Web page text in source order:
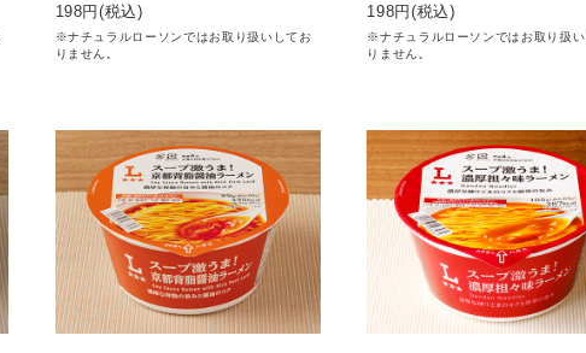
198円(税込)
※ナチュラルローソンではお取り扱いしてお
りません。
198円(税込)
※ナチュラルローソンではお取り扱
りません。